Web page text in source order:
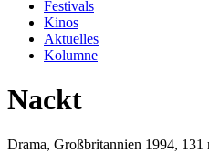
Festivals
Kinos
Aktuelles
Kolumne
Nackt
Drama, Großbritannien 1994, 131